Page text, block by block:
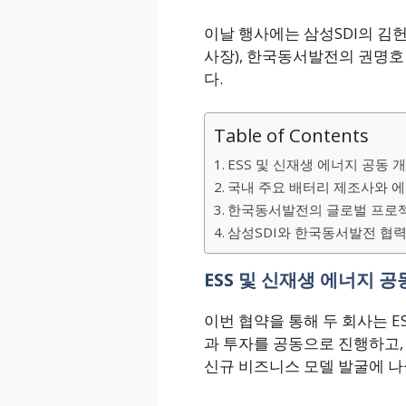
이날 행사에는 삼성SDI의 김
사장), 한국동서발전의 권명
다.
Table of Contents
ESS 및 신재생 에너지 공동
국내 주요 배터리 제조사와
한국동서발전의 글로벌 프로
삼성SDI와 한국동서발전 협
ESS 및 신재생 에너지 공
이번 협약을 통해 두 회사는
과 투자를 공동으로 진행하
신규 비즈니스 모델 발굴에